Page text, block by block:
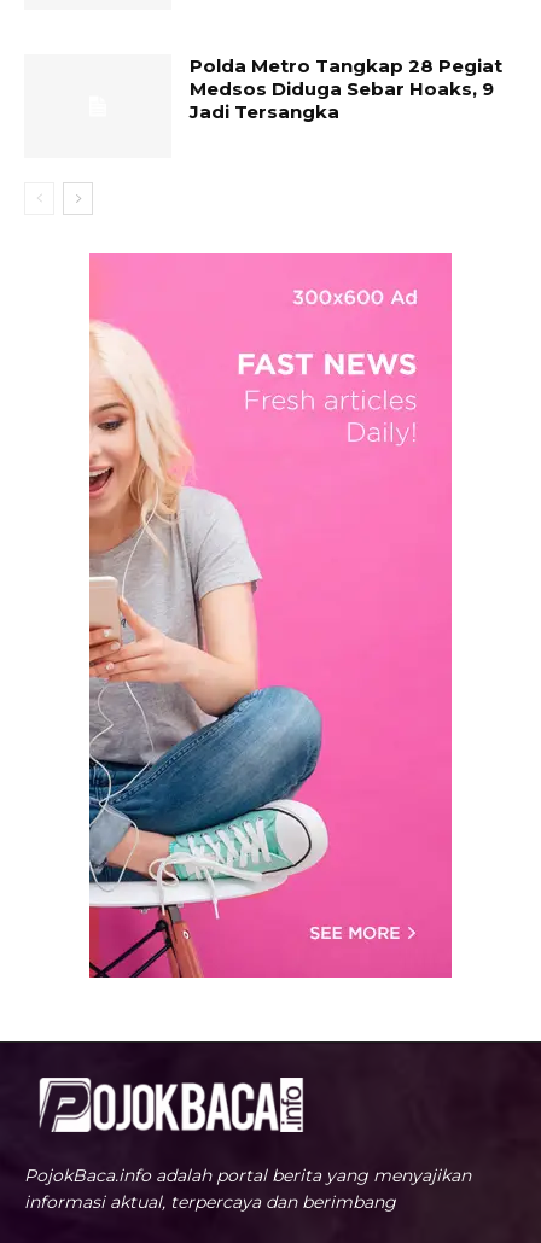
Polda Metro Tangkap 28 Pegiat
Medsos Diduga Sebar Hoaks, 9
Jadi Tersangka
PojokBaca.info adalah portal berita yang menyajikan
informasi aktual, terpercaya dan berimbang